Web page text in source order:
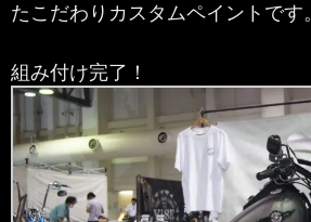
たこだわりカスタムペイントです。
組み付け完了！